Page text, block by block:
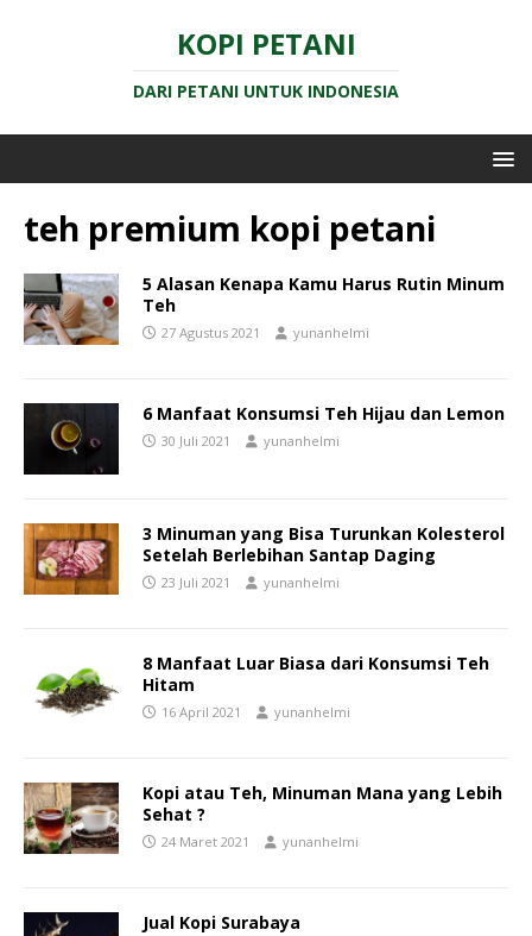
KOPI PETANI
DARI PETANI UNTUK INDONESIA
teh premium kopi petani
5 Alasan Kenapa Kamu Harus Rutin Minum
Teh
27 Agustus 2021 yunanhelmi
6 Manfaat Konsumsi Teh Hijau dan Lemon
30 Juli 2021 yunanhelmi
3 Minuman yang Bisa Turunkan Kolesterol
Setelah Berlebihan Santap Daging
23 Juli 2021 yunanhelmi
8 Manfaat Luar Biasa dari Konsumsi Teh
Hitam
16 April 2021 yunanhelmi
Kopi atau Teh, Minuman Mana yang Lebih
Sehat ?
24 Maret 2021 yunanhelmi
Jual Kopi Surabaya